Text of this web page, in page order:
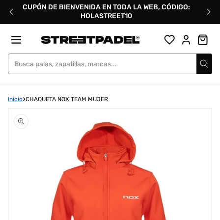
directamente
CUPÓN DE BIENVENIDA EN TODA LA WEB, CÓDIGO:
HOLASTREET10
Street Padel
Inicio CHAQUETA NOX TEAM MUJER
elemento
multimedia